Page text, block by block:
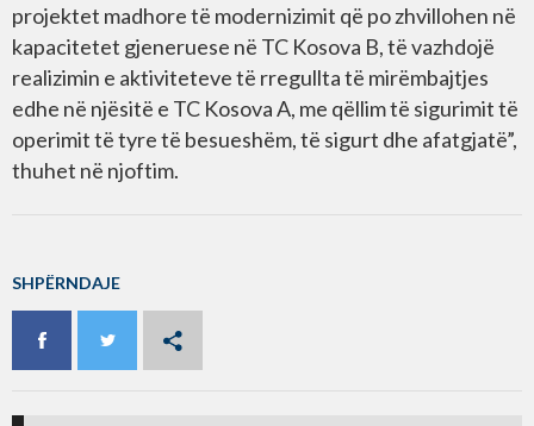
projektet madhore të modernizimit që po zhvillohen në
kapacitetet gjeneruese në TC Kosova B, të vazhdojë
realizimin e aktiviteteve të rregullta të mirëmbajtjes
edhe në njësitë e TC Kosova A, me qëllim të sigurimit të
operimit të tyre të besueshëm, të sigurt dhe afatgjatë”,
thuhet në njoftim.
SHPËRNDAJE